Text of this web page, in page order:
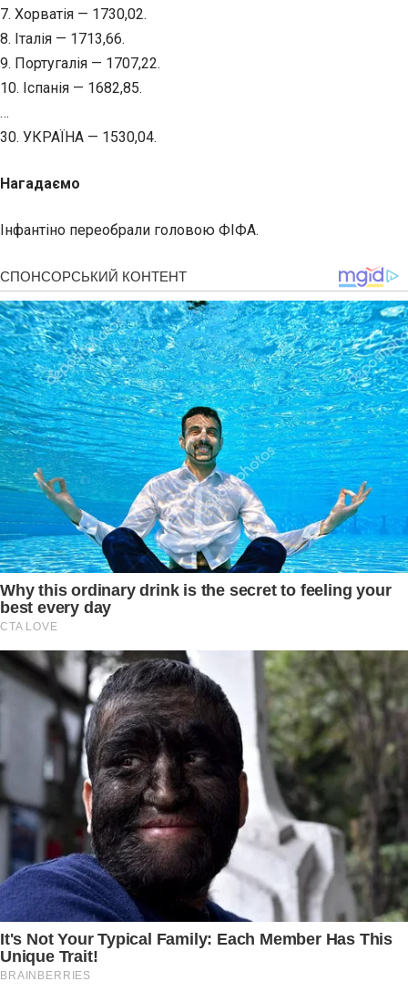
7. Хорватія — 1730,02.
8. Італія — 1713,66.
9. Португалія — 1707,22.
10. Іспанія — 1682,85.
…
30. УКРАЇНА — 1530,04.
Нагадаємо
Інфантіно переобрали головою ФІФА.